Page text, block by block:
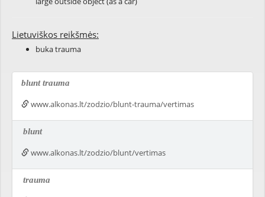
Lietuviškos reikšmės:
buka trauma
blunt trauma
www.alkonas.lt/zodzio/blunt-trauma/vertimas
blunt
www.alkonas.lt/zodzio/blunt/vertimas
trauma